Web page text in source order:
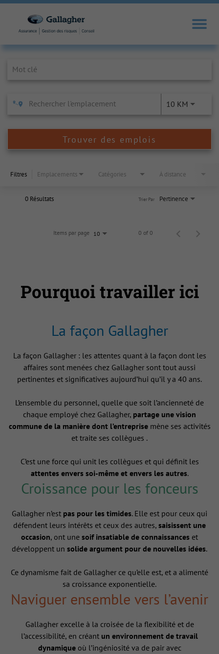
10 KM
Trouver des emplois
Filtres Emplacements Catégories À distance
0 Résultats Pertinence
Trier Par
Items par page 10 0 of 0
Pourquoi travailler ici
La façon Gallagher
La façon Gallagher : les attentes quant à la façon dont les
affaires sont menées chez Gallagher sont tout aussi
pertinentes et significatives aujourd’hui qu’il y a 40 ans.
L’ensemble du personnel, quelle que soit l’ancienneté de
chaque employé chez Gallagher, partage une vision
commune de la manière dont l’entreprisemène ses activités
et traite ses collègues .
C’est une force qui unit les collègues et qui définit les
attentes envers soi-même et envers les autres.
Croissance pour les fonceurs
Gallagher n’est pas pour les timides. Elle est pour ceux qui
défendent leurs intérêts et ceux des autres, saisissent une
occasion, ont une soif insatiable de connaissances et
développent un solide argument pour de nouvelles idées.
Ce dynamisme fait de Gallagher ce qu’elle est, et a alimenté
sa croissance exponentielle.
Naviguer ensemble vers l’avenir
Gallagher excelle à la croisée de la flexibilité et de
l’accessibilité, en créant un environnement de travail
dynamique où l’ingéniosité va de pair avec